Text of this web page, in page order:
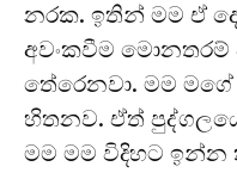
නරක. ඉතින් මම ඒ
අවංකවීම මොනතරම්
තේරෙනවා. මම මගේ
හිතනව. ඒත්
මම මම විදිහට ඉන්න